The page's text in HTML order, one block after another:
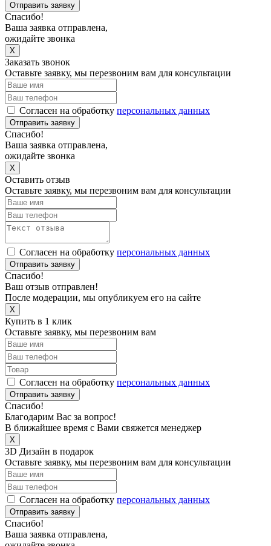
Отправить заявку
Спасибо!
Ваша заявка отправлена,
ожидайте звонка
X
Заказать звонок
Оставьте заявку, мы перезвоним вам для консультации
Согласен на обработку персональных данных
Отправить заявку
Спасибо!
Ваша заявка отправлена,
ожидайте звонка
X
Оставить отзыв
Оставьте заявку, мы перезвоним вам для консультации
Согласен на обработку персональных данных
Отправить заявку
Спасибо!
Ваш отзыв отправлен!
После модерации, мы опубликуем его на сайте
X
Купить в 1 клик
Оставьте заявку, мы перезвоним вам
Согласен на обработку персональных данных
Отправить заявку
Спасибо!
Благодарим Вас за вопрос!
В ближайшее время с Вами свяжется менеджер
X
3D Дизайн в подарок
Оставьте заявку, мы перезвоним вам для консультации
Согласен на обработку персональных данных
Отправить заявку
Спасибо!
Ваша заявка отправлена,